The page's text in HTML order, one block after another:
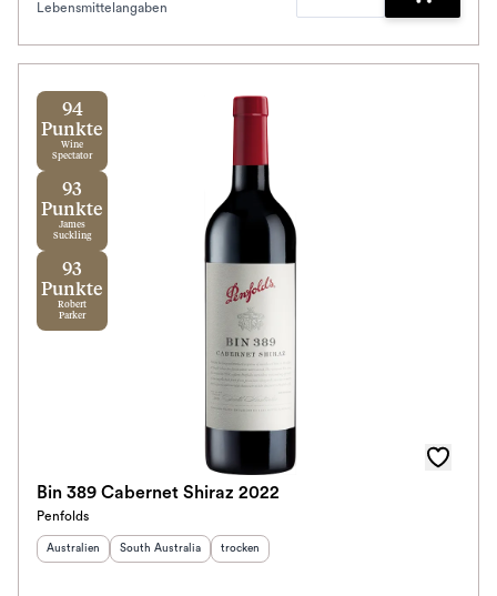
Lebensmittelangaben
Zum
94
Punkte
Wine
Spectator
93
Punkte
James
Suckling
93
Punkte
Robert
Parker
Bin 389 Cabernet Shiraz 2022
Penfolds
Herkunftsland :
Australien Herkunftsregion
South Australia Geschmack
trocken